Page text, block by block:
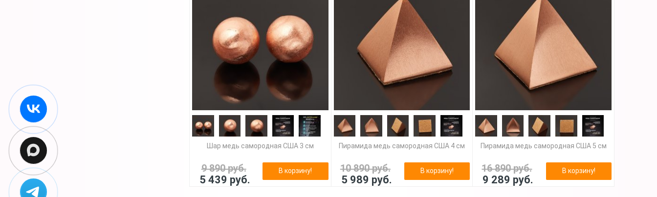
Шар медь самородная США 3 см
9 890 руб.
5 439 руб.
В корзину!
Пирамида медь самородная США 4 см
10 890 руб.
5 989 руб.
В корзину!
Пирамида медь самородная США 5 см
16 890 руб.
9 289 руб.
В корзину!